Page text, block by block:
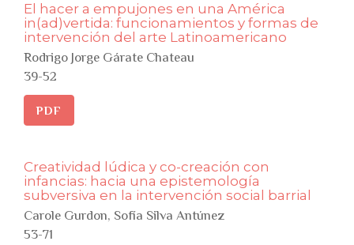
El hacer a empujones en una América
in(ad)vertida: funcionamientos y formas de
intervención del arte Latinoamericano
Rodrigo Jorge Gárate Chateau
39-52
PDF
Creatividad lúdica y co-creación con
infancias: hacia una epistemología
subversiva en la intervención social barrial
Carole Gurdon, Sofía Silva Antúnez
53-71